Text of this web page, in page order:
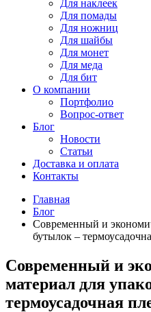
Для наклеек
Для помады
Для ножниц
Для шайбы
Для монет
Для меда
Для бит
О компании
Портфолио
Вопрос-ответ
Блог
Новости
Статьи
Доставка и оплата
Контакты
Главная
Блог
Современный и
бутылок –
Современный и
материал для
термоусадочная